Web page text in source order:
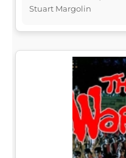
Stuart Margolin